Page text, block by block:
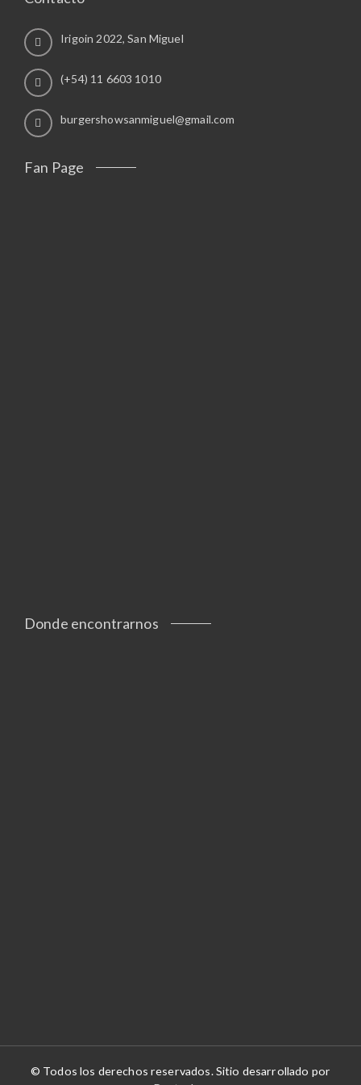
Irigoin 2022, San Miguel
(+54) 11 6603 1010
burgershowsanmiguel@gmail.com
Fan Page
Donde encontrarnos
© Todos los derechos reservados. Sitio desarrollado por